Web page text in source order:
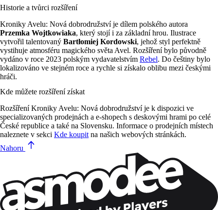
Historie a tvůrci rozšíření
Kroniky Avelu: Nová dobrodružství je dílem polského autora
Przemka Wojtkowiaka, který stojí i za základní hrou. Ilustrace
vytvořil talentovaný Bartłomiej Kordowski, jehož styl perfektně
vystihuje atmosféru magického světa Avel. Rozšíření bylo původně
vydáno v roce 2023 polským vydavatelstvím Rebel. Do češtiny bylo
lokalizováno ve stejném roce a rychle si získalo oblibu mezi českými
hráči.
Kde můžete rozšíření získat
Rozšíření Kroniky Avelu: Nová dobrodružství je k dispozici ve
specializovaných prodejnách a e-shopech s deskovými hrami po celé
České republice a také na Slovensku. Informace o prodejních místech
naleznete v sekci Kde koupit na našich webových stránkách.
Nahoru
Zůstaňte v kontaktu!